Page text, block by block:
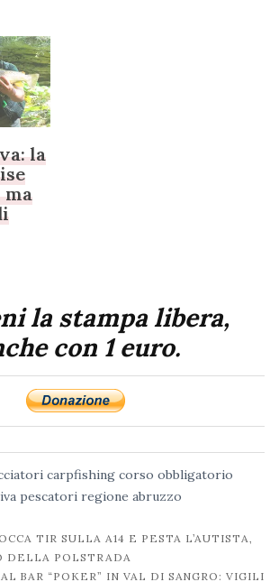
la
ma
la stampa libera,
con 1 euro.
carpfishing corso obbligatorio
pescatori regione abruzzo
TIR SULLA A14 E PESTA L’AUTISTA,
DELLA POLSTRADA
BAR “POKER” IN VAL DI SANGRO: VIGILI